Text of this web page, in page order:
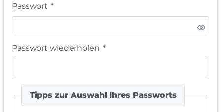
Passwort *
Passwort wiederholen *
Tipps zur Auswahl Ihres Passworts